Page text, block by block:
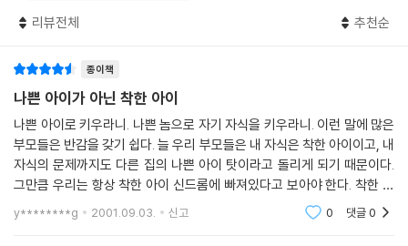
리뷰전체 추천순
종이책
나쁜 아이가 아닌 착한 아이
나쁜 아이로 키우라니. 나쁜 놈으로 자기 자식을 키우라니. 이런 말에 많은
부모들은 반감을 갖기 쉽다. 늘 우리 부모들은 내 자식은 착한 아이이고, 내
자식의 문제까지도 다른 집의 나쁜 아이 탓이라고 돌리게 되기 때문이다.
그만큼 우리는 항상 착한 아이 신드롬에 빠져있다고 보아야 한다. 착한 아
이가 겪는 심적인 갈등이 결국은 분노가 되기도 하고, 증오심으로 뒤바뀌
기도 한
y********g 2001.09.03. 신고 0 댓글0